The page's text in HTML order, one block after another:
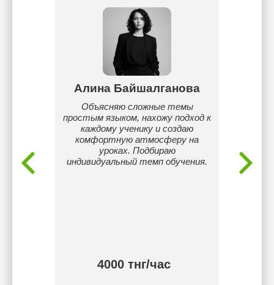
Алина Байшалганова
Объясняю сложные темы
простым языком, нахожу подход к
каждому ученику и создаю
комфортную атмосферу на
уроках. Подбираю
индивидуальный темп обучения.
4000 тнг/час